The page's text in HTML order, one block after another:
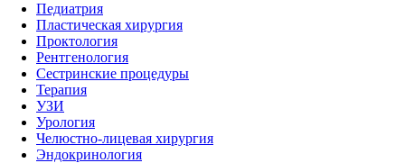
Педиатрия
Пластическая хирургия
Проктология
Рентгенология
Сестринские процедуры
Терапия
УЗИ
Урология
Челюстно-лицевая хирургия
Эндокринология